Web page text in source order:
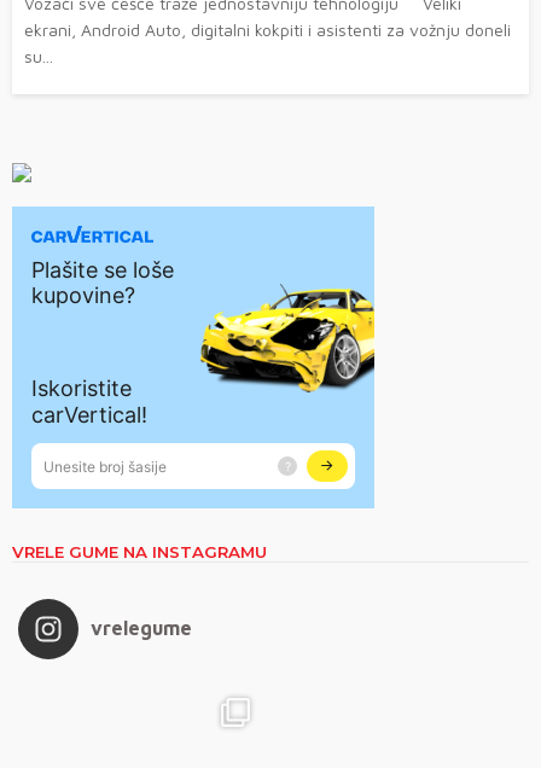
ekrani, Android Auto, digitalni kokpiti i asistenti za vožnju doneli
su...
VRELE GUME NA INSTAGRAMU
vrelegume